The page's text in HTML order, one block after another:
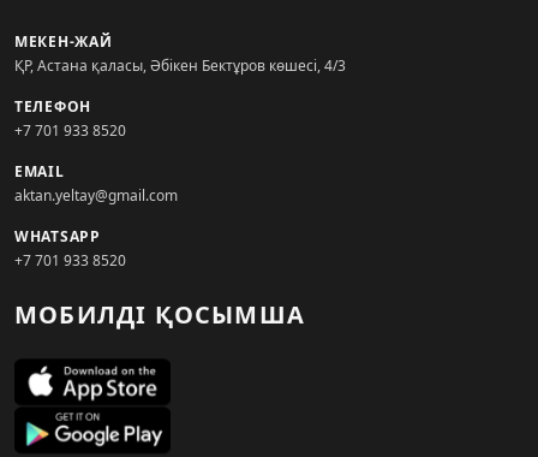
МЕКЕН-ЖАЙ
ҚР, Астана қаласы, Әбікен Бектұров көшесі, 4/3
ТЕЛЕФОН
+7 701 933 8520
EMAIL
aktan.yeltay@gmail.com
WHATSAPP
+7 701 933 8520
МОБИЛДІ ҚОСЫМША